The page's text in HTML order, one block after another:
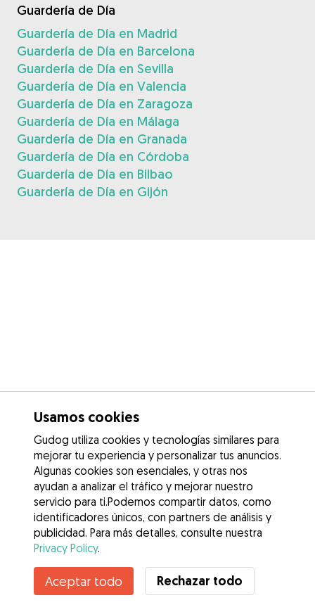
Usamos cookies
Gudog utiliza cookies y tecnologías similares para
mejorar tu experiencia y personalizar tus anuncios.
Algunas cookies son esenciales, y otras nos
ayudan a analizar el tráfico y mejorar nuestro
servicio para ti.Podemos compartir datos, como
identificadores únicos, con partners de análisis y
publicidad. Para más detalles, consulte nuestra
Privacy Policy.
Aceptar todo Rechazar todo
Guardería de Día
Guardería de Día en Madrid
Guardería de Día en Barcelona
Guardería de Día en Sevilla
Guardería de Día en Valencia
Guardería de Día en Zaragoza
Guardería de Día en Málaga
Guardería de Día en Granada
Guardería de Día en Córdoba
Guardería de Día en Bilbao
Guardería de Día en Gijón